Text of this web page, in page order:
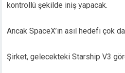
kontrollü şekilde iniş yapacak.
Ancak SpaceX’in asıl hedefi çok
Şirket, gelecekteki Starship V3